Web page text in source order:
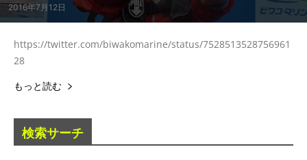
2016年7月12日
https://twitter.com/biwakomarine/status/7528513528756961
28
もっと読む
検索サーチ